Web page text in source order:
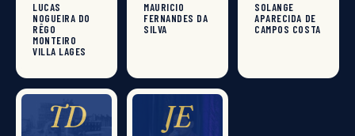
LUCAS
NOGUEIRA DO
RÊGO
MONTEIRO
VILLA LAGES
MAURICIO
FERNANDES DA
SILVA
SOLANGE
APARECIDA DE
CAMPOS COSTA
TD JE